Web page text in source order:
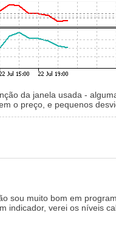
da janela usada -
o preço, e pequenos
sou muito bom em
verei os níveis